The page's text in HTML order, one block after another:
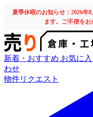
夏季休暇のお知らせ：2026年
ます。ご不便をお
新着・おすすめ お気に入
わせ
物件リクエスト